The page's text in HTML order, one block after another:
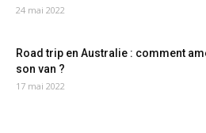
24 mai 2022
Road trip en Australie : comment
son van ?
17 mai 2022